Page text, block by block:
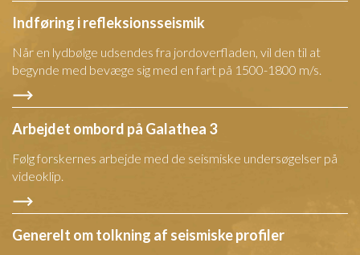
Indføring i refleksionsseismik
Når en lydbølge udsendes fra jordoverfladen, vil den til at
begynde med bevæge sig med en fart på 1500-1800 m/s.
Arbejdet ombord på Galathea 3
Følg forskernes arbejde med de seismiske undersøgelser på
videoklip.
Generelt om tolkning af seismiske profiler